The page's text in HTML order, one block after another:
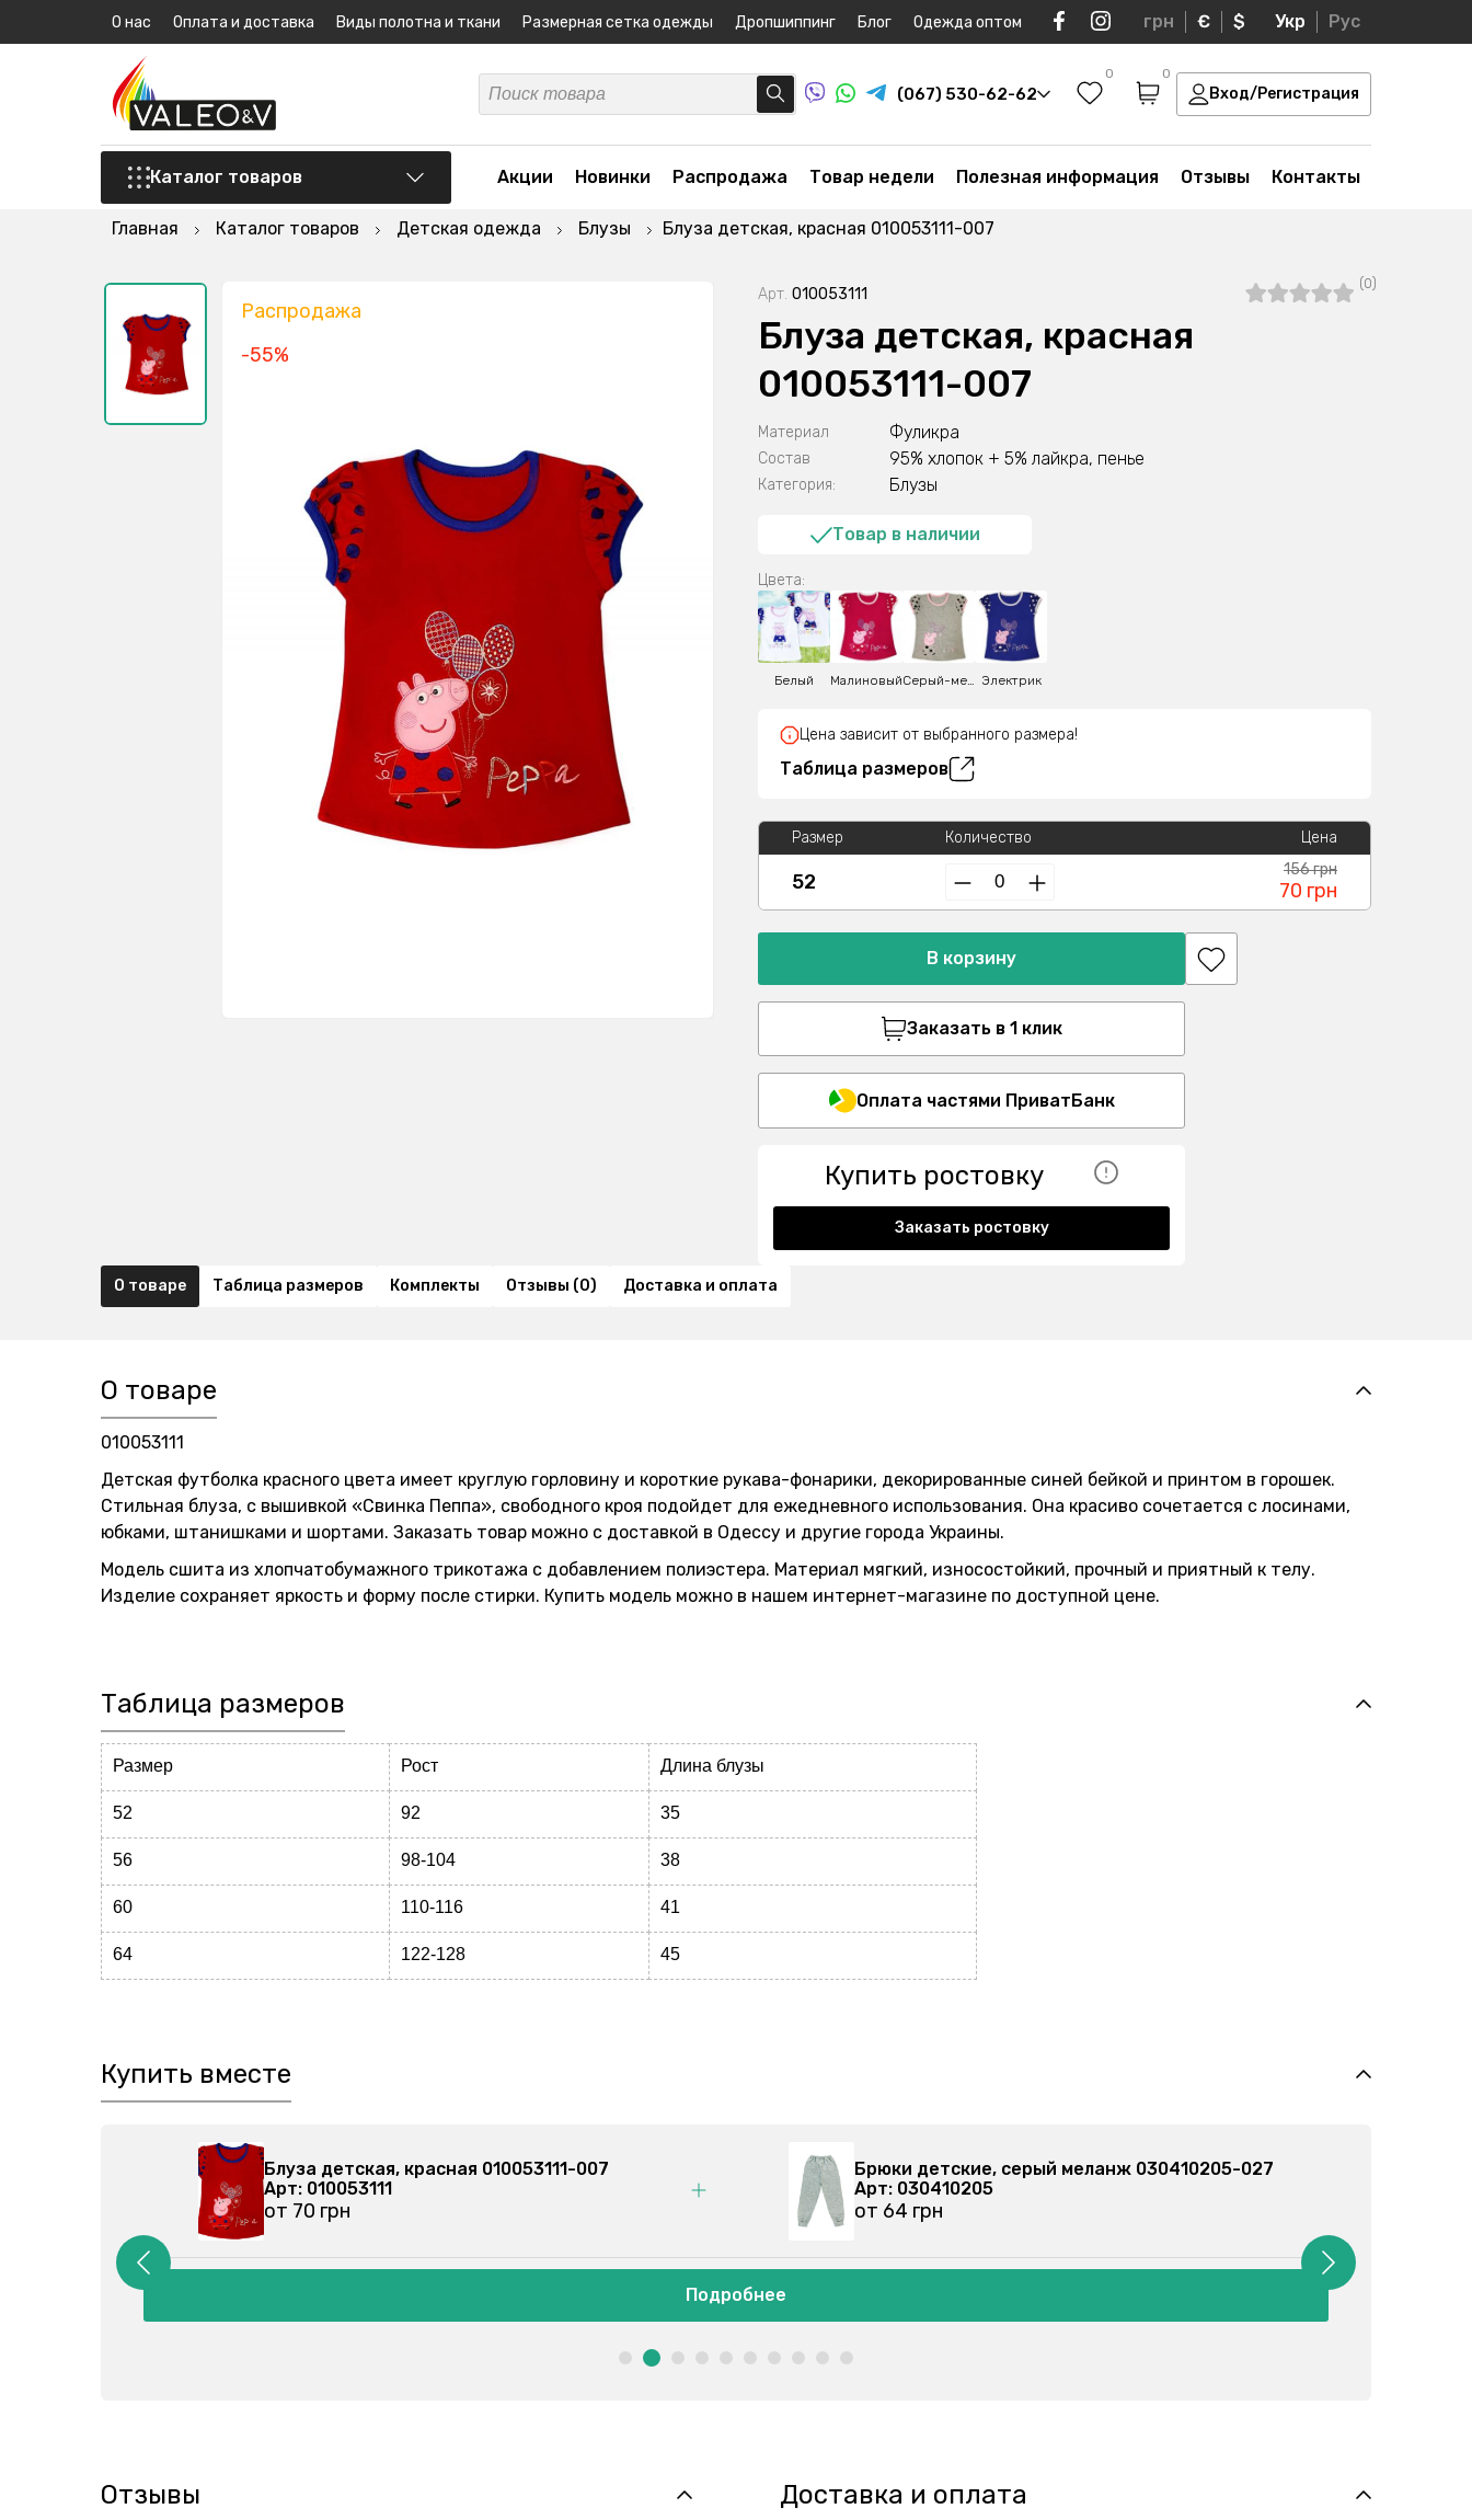
О нас Оплата и доставка Виды полотна и ткани Размерная сетка одежды Дропшиппинг Блог Одежда оптом грн € $ Укр Рус
(067) 530-62-62
0 0
Вход/Регистрация
Каталог товаров Акции Новинки Распродажа Товар недели Полезная информация Отзывы Контакты
Главная Каталог товаров Детская одежда Блузы Блуза детская, красная 010053111-007
Распродажа
-55%
Арт. 010053111
(0)
Блуза детская, красная
010053111-007
Материал Фуликра
Состав 95% хлопок + 5% лайкра, пенье
Категория: Блузы
Товар в наличии
Цвета:
Белый Малиновый Серый-меланж Электрик
Цена зависит от выбранного размера!
Таблица размеров
Размер
52
Количество
Цена
156 грн
70 грн
В корзину
Заказать в 1 клик
Оплата частями ПриватБанк
Купить ростовку
Заказать ростовку
О товаре Таблица размеров Комплекты Отзывы (0) Доставка и оплата
О товаре
010053111
Детская футболка красного цвета имеет круглую горловину и короткие рукава-фонарики, декорированные синей бейкой и принтом в горошек.
Стильная блуза, с вышивкой «Свинка Пеппа», свободного кроя подойдет для ежедневного использования. Она красиво сочетается с лосинами,
юбками, штанишками и шортами. Заказать товар можно с доставкой в Одессу и другие города Украины.
Модель сшита из хлопчатобумажного трикотажа с добавлением полиэстера. Материал мягкий, износостойкий, прочный и приятный к телу.
Изделие сохраняет яркость и форму после стирки. Купить модель можно в нашем интернет-магазине по доступной цене.
Таблица размеров
Размер Рост Длина блузы
52 92 35
56 98-104 38
60 110-116 41
64 122-128 45
Купить вместе
Блуза детская, красная 010053111-007
Арт: 010053111
от 70 грн
Брюки детские, серый меланж 030410205-027
Арт: 030410205
от 64 грн
Подробнее
Отзывы Доставка и оплата